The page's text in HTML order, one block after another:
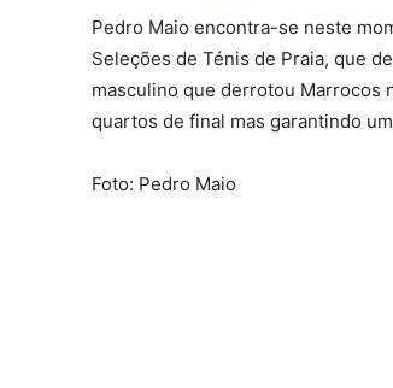
Pedro Maio encontra-se neste
Seleções de Ténis de Praia, que
masculino que derrotou Marrocos
quartos de final mas garantindo
Foto: Pedro Maio